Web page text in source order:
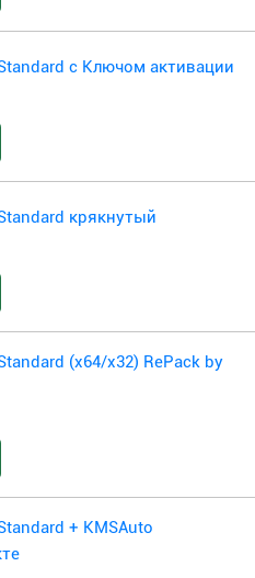
с Ключом активации
крякнутый
(x64/x32) RePack by
+ KMSAuto